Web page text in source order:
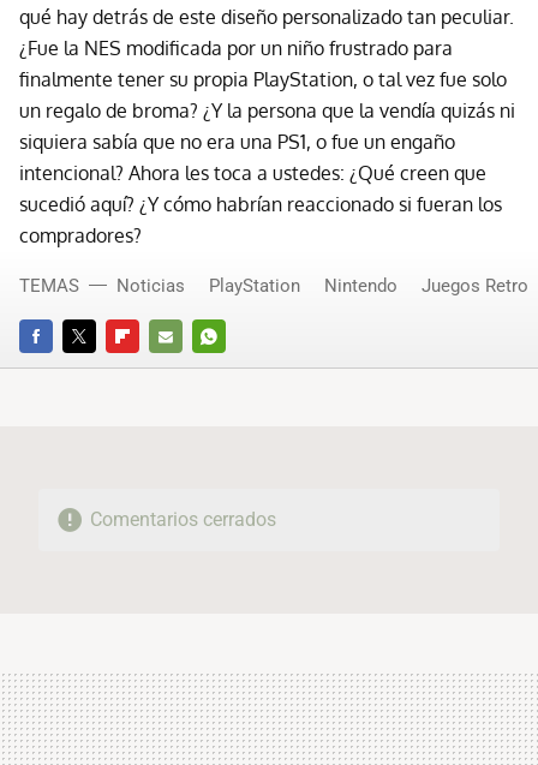
qué hay detrás de este diseño personalizado tan peculiar.
¿Fue la NES modificada por un niño frustrado para
finalmente tener su propia PlayStation, o tal vez fue solo
un regalo de broma? ¿Y la persona que la vendía quizás ni
siquiera sabía que no era una PS1, o fue un engaño
intencional? Ahora les toca a ustedes: ¿Qué creen que
sucedió aquí? ¿Y cómo habrían reaccionado si fueran los
compradores?
FACEBOOKTWITTERFLIPBOARD
E-
WHATSAPP
TEMAS Noticias PlayStation Nintendo Juegos Retro
Comentarios cerrados